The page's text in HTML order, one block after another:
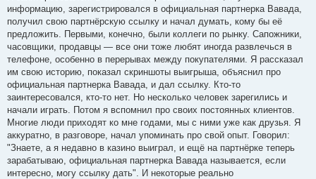
информацию, зарегистрировался в официальная партнерка Вавада,
получил свою партнёрскую ссылку и начал думать, кому бы её
предложить. Первыми, конечно, были коллеги по рынку. Сапожники,
часовщики, продавцы — все они тоже любят иногда развлечься в
телефоне, особенно в перерывах между покупателями. Я рассказал
им свою историю, показал скриншоты выигрыша, объяснил про
официальная партнерка Вавада, и дал ссылку. Кто-то
заинтересовался, кто-то нет. Но несколько человек зарегились и
начали играть. Потом я вспомнил про своих постоянных клиентов.
Многие люди приходят ко мне годами, мы с ними уже как друзья. Я
аккуратно, в разговоре, начал упоминать про свой опыт. Говорил:
"Знаете, а я недавно в казино выиграл, и ещё на партнёрке теперь
зарабатываю, официальная партнерка Вавада называется, если
интересно, могу ссылку дать". И некоторые реально